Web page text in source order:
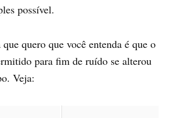
possível.
quero que você entenda é que o
para fim de ruído se alterou
Veja: